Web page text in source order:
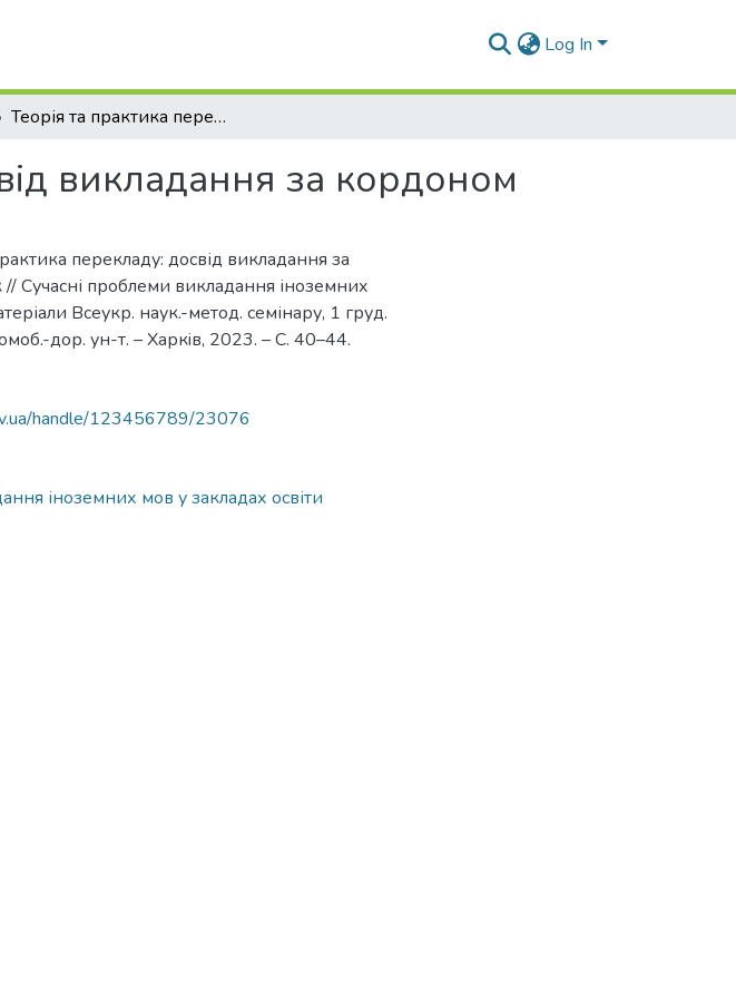
Log In
Теорія та практика перекладу: досвід викладання за кордоном
викладання за кордоном
перекладу: досвід викладання за
Сучасні проблеми викладання іноземних
Всеукр. наук.-метод. семінару, 1 груд.
дор. ун-т. – Харкiв, 2023. – С. 40–44.
handle/123456789/23076
іноземних мов у закладах освіти